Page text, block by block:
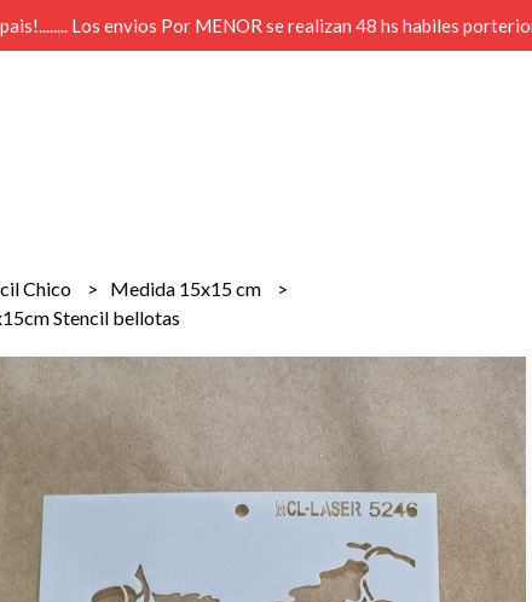
Los envios Por MENOR se realizan 48 hs habiles
Chico
Medida 15x15 cm
Stencil bellotas